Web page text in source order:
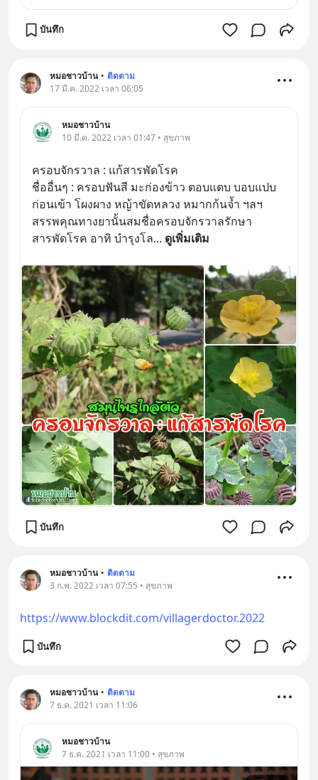
บันทึก
หมอชาวบ้าน • ติดตาม
17 มี.ค. 2022 เวลา 06:05
หมอชาวบ้าน
10 มี.ค. 2022 เวลา 01:47 • สุขภาพ
ครอบจักรวาล : แก้สารพัดโรค
ชื่ออื่นๆ : ครอบฟันสี มะก่องข้าว ตอบแตบ บอบแปบ
ก่อนเข้า โผงผาง หญ้าขัดหลวง หมากก้นจ้ำ ฯลฯ
สรรพคุณทางยานั้นสมชื่อครอบจักรวาลรักษา
สารพัดโรค อาทิ บำรุงโล... ดูเพิ่มเติม
บันทึก
หมอชาวบ้าน • ติดตาม
3 ก.พ. 2022 เวลา 07:55 • สุขภาพ
https://www.blockdit.com/villagerdoctor.2022
บันทึก
หมอชาวบ้าน • ติดตาม
7 ธ.ค. 2021 เวลา 11:06
หมอชาวบ้าน
7 ธ.ค. 2021 เวลา 11:00 • สุขภาพ